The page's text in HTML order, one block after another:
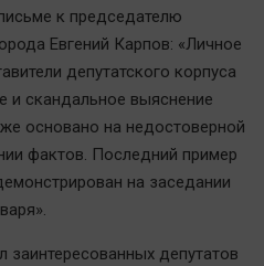
к председателю
Евгений Карпов: «Личное
депутатского корпуса
и скандальное выяснение
основано на недостоверной
фактов. Последний пример
на заседании
заинтересованных депутатов